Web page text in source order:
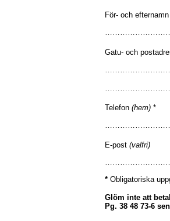
För- och
Gatu- och
Telefon (hem) *
E-post (valfri)
* Obligatoriska
Glöm inte att
Pg. 38 48 73-6